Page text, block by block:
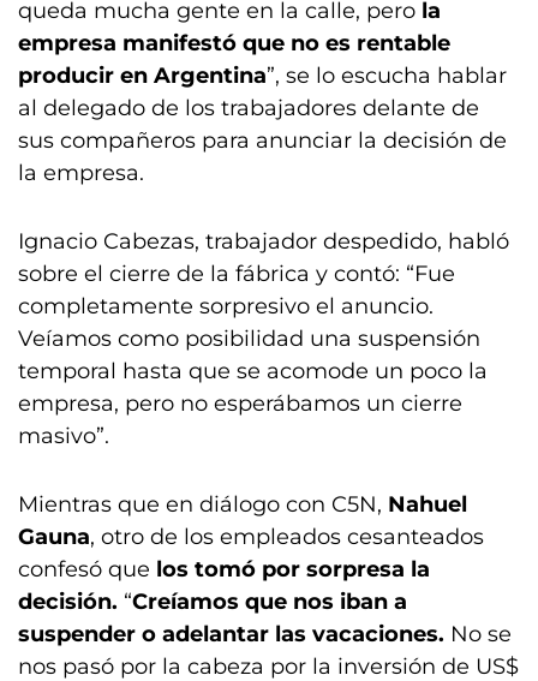
queda mucha gente en la calle, pero la
empresa manifestó que no es rentable
producir en Argentina”, se lo escucha hablar
al delegado de los trabajadores delante de
sus compañeros para anunciar la decisión de
la empresa.
Ignacio Cabezas, trabajador despedido, habló
sobre el cierre de la fábrica y contó: “Fue
completamente sorpresivo el anuncio.
Veíamos como posibilidad una suspensión
temporal hasta que se acomode un poco la
empresa, pero no esperábamos un cierre
masivo”.
Mientras que en diálogo con C5N, Nahuel
Gauna, otro de los empleados cesanteados
confesó que los tomó por sorpresa la
decisión. “Creíamos que nos iban a
suspender o adelantar las vacaciones. No se
nos pasó por la cabeza por la inversión de US$